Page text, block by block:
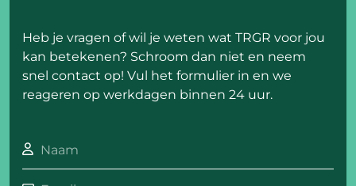
Heb je vragen of wil je weten wat TRGR voor jou
kan betekenen? Schroom dan niet en neem
snel contact op! Vul het formulier in en we
reageren op werkdagen binnen 24 uur.